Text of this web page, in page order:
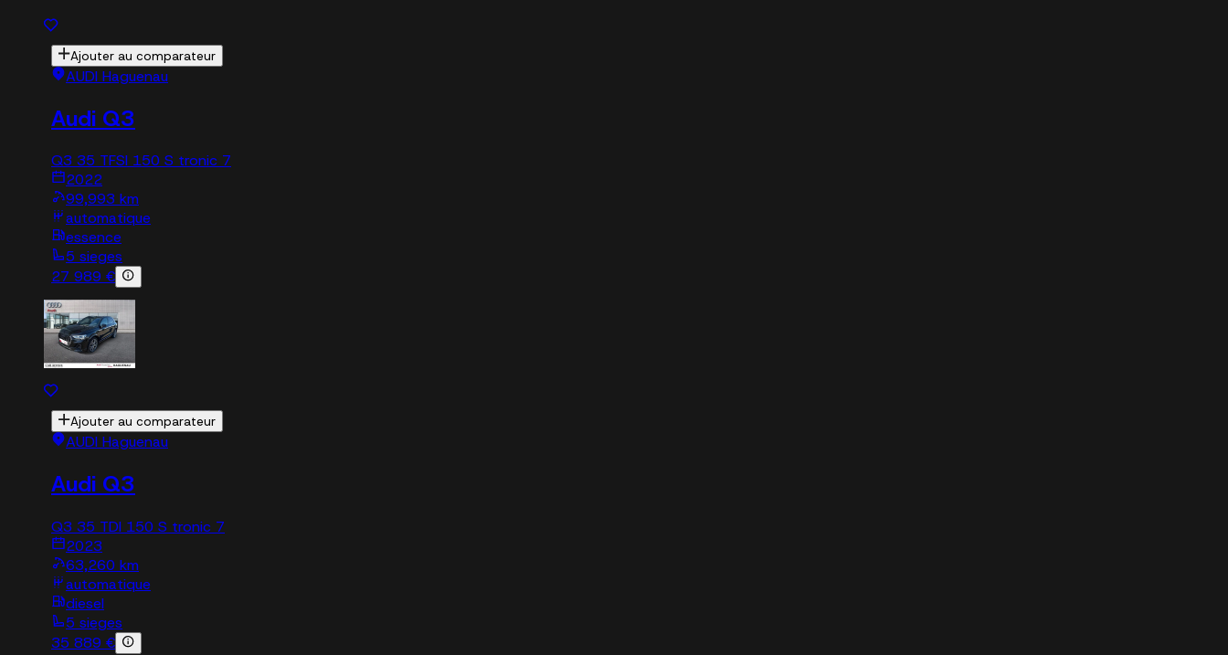
Ajouter au comparateur
AUDI Haguenau
Audi Q3
Q3 35 TFSI 150 S tronic 7
2022
99,993 km
automatique
essence
5 sieges
27 989 €
Ajouter au comparateur
AUDI Haguenau
Audi Q3
Q3 35 TDI 150 S tronic 7
2023
63,260 km
automatique
diesel
5 sieges
35 889 €